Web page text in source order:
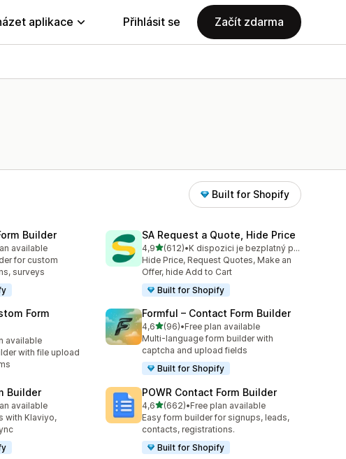
aplikace Přihlásit se Začít zdarma
Built for Shopify
Builder
409
available
for custom
surveys
SA Request a Quote, Hide Price
4,9z 5 hvězd
(612)
Celkový počet recenzí: 612
•
K dispozici je bezplatný plán
Hide Price, Request Quotes, Make an
Offer, hide Add to Cart
Built for Shopify
Form
64
available
with file upload
Formful – Contact Form Builder
4,6z 5 hvězd
(96)
Celkový počet recenzí: 96
•Free plan available
Multi-language form builder with
captcha and upload fields
Built for Shopify
Builder
378
available
with Klaviyo,
POWR Contact Form Builder
4,6z 5 hvězd
(662)
Celkový počet recenzí: 662
•Free plan available
Easy form builder for signups, leads,
contacts, registrations.
Built for Shopify